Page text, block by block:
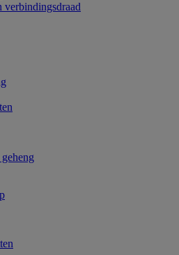
verbindingsdraad